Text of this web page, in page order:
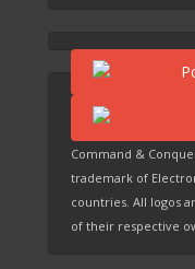
Command &
trademark of
countries. All logos
of their respective